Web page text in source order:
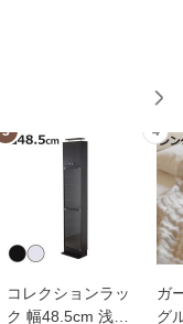
3
コレクションラッ
ク 幅48.5cm 浅型
4
ガ
グ